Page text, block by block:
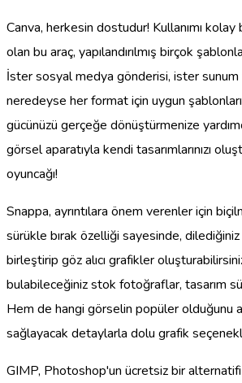
Canva, herkesin dostudur! Kullanımı kolay
olan bu araç, yapılandırılmış birçok
İster sosyal medya gönderisi, ister sunum
neredeyse her format için uygun
gücünüzü gerçeğe dönüştürmenize
görsel aparatıyla kendi tasarımlarınızı
oyuncağı!
Snappa, ayrıntılara önem verenler için
sürükle bırak özelliği sayesinde,
birleştirip göz alıcı grafikler
bulabileceğiniz stok fotoğraflar, tasarım
Hem de hangi görselin popüler olduğunu
sağlayacak detaylarla dolu grafik
GIMP, Photoshop'un ücretsiz bir